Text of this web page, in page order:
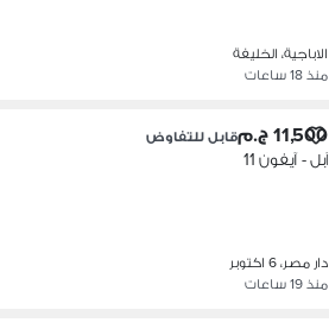
الاباجية، الخليفة
منذ 18 ساعات
11,500 ج.م قابل للتفاوض
آبل - آيفون 11
دار مصر، 6 اكتوبر
منذ 19 ساعات